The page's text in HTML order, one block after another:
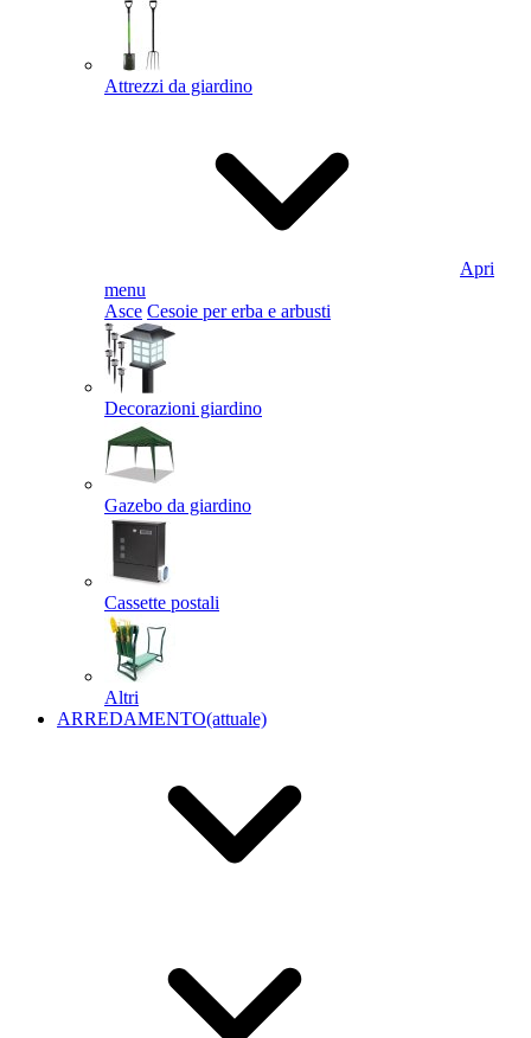
Attrezzi da giardino
Apri
menu
Asce Cesoie per erba e arbusti
Decorazioni giardino
Gazebo da giardino
Cassette postali
Altri
ARREDAMENTO(attuale)